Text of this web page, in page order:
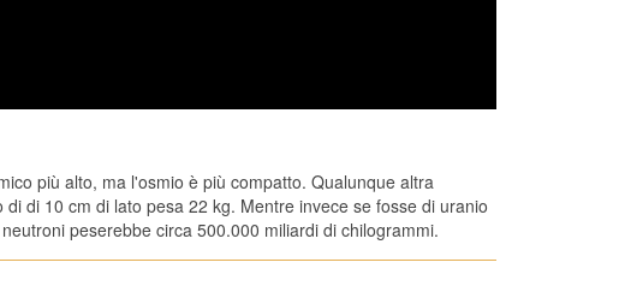
più alto, ma l'osmio è più compatto. Qualunque altra
di 10 cm di lato pesa 22 kg. Mentre invece se fosse di uranio
peserebbe circa 500.000 miliardi di chilogrammi.